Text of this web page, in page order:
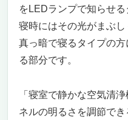
をLEDランプで知らせ
寝時にはその光がまぶ
真っ暗で寝るタイプの
る部分です。
「寝室で静かな空気清
ネルの明るさを調節で